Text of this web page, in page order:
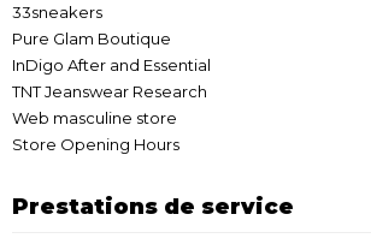
33sneakers
Pure Glam Boutique
InDigo After and Essential
TNT Jeanswear Research
Web masculine store
Store Opening Hours
Prestations de service